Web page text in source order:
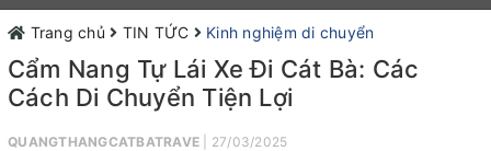
Trang chủ TIN TỨC Kinh nghiệm di chuyển
Cẩm Nang Tự Lái Xe Đi Cát Bà: Các
Cách Di Chuyển Tiện Lợi
QUANGTHANGCATBATRAVE | 27/03/2025